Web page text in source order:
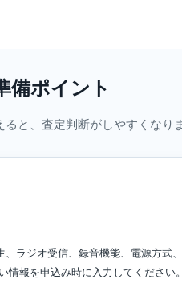
備ポイント
と、査定判断がしやすくなり
、ラジオ受信、録音機能、電源方式
情報を申込み時に入力してください。